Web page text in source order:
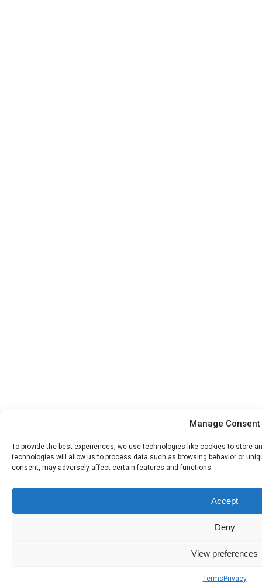
Manage Consent
To provide the best experiences, we use technologies like cookies to store
technologies will allow us to process data such as browsing behavior or
consent, may adversely affect certain features and functions.
Accept
Deny
View preferences
Terms Privacy